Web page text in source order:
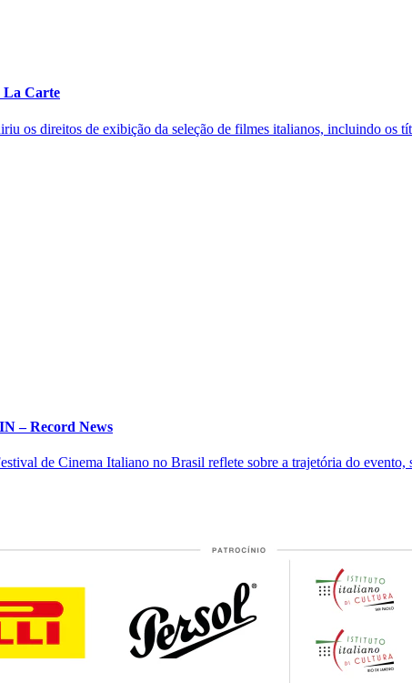
La Carte
os direitos de exibição da seleção de filmes italianos, incluindo os
– Record News
de Cinema Italiano no Brasil reflete sobre a trajetória do evento,